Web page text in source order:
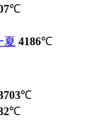
℃
夏 4186℃
℃
℃